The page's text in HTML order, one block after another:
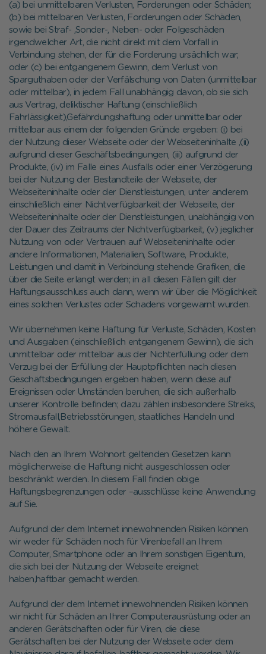
(a) bei unmittelbaren Verlusten, Forderungen oder Schäden;
(b) bei mittelbaren Verlusten, Forderungen oder Schäden,
sowie bei Straf- ,Sonder-, Neben- oder Folgeschäden
irgendwelcher Art, die nicht direkt mit dem Vorfall in
Verbindung stehen, der für die Forderung ursächlich war;
oder (c) bei entgangenem Gewinn, dem Verlust von
Sparguthaben oder der Verfälschung von Daten (unmittelbar
oder mittelbar), in jedem Fall unabhängig davon, ob sie sich
aus Vertrag, deliktischer Haftung (einschließlich
Fahrlässigkeit),Gefährdungshaftung oder unmittelbar oder
mittelbar aus einem der folgenden Gründe ergeben: (i) bei
der Nutzung dieser Webseite oder der Webseiteninhalte ,(ii)
aufgrund dieser Geschäftsbedingungen, (iii) aufgrund der
Produkte, (iv) im Falle eines Ausfalls oder einer Verzögerung
bei der Nutzung der Bestandteile der Webseite, der
Webseiteninhalte oder der Dienstleistungen, unter anderem
einschließlich einer Nichtverfügbarkeit der Webseite, der
Webseiteninhalte oder der Dienstleistungen, unabhängig von
der Dauer des Zeitraums der Nichtverfügbarkeit, (v) jeglicher
Nutzung von oder Vertrauen auf Webseiteninhalte oder
andere Informationen, Materialien, Software, Produkte,
Leistungen und damit in Verbindung stehende Grafiken, die
über die Seite erlangt werden; in all diesen Fällen gilt der
Haftungsausschluss auch dann, wenn wir über die Möglichkeit
eines solchen Verlustes oder Schadens vorgewarnt wurden.
Wir übernehmen keine Haftung für Verluste, Schäden, Kosten
und Ausgaben (einschließlich entgangenem Gewinn), die sich
unmittelbar oder mittelbar aus der Nichterfüllung oder dem
Verzug bei der Erfüllung der Hauptpflichten nach diesen
Geschäftsbedingungen ergeben haben, wenn diese auf
Ereignissen oder Umständen beruhen, die sich außerhalb
unserer Kontrolle befinden; dazu zählen insbesondere Streiks,
Stromausfall,Betriebsstörungen, staatliches Handeln und
höhere Gewalt.
Nach den an Ihrem Wohnort geltenden Gesetzen kann
möglicherweise die Haftung nicht ausgeschlossen oder
beschränkt werden. In diesem Fall finden obige
Haftungsbegrenzungen oder –ausschlüsse keine Anwendung
auf Sie.
Aufgrund der dem Internet innewohnenden Risiken können
wir weder für Schäden noch für Virenbefall an Ihrem
Computer, Smartphone oder an Ihrem sonstigen Eigentum,
die sich bei der Nutzung der Webseite ereignet
haben,haftbar gemacht werden.
Aufgrund der dem Internet innewohnenden Risiken können
wir nicht für Schäden an Ihrer Computerausrüstung oder an
anderen Gerätschaften oder für Viren, die diese
Gerätschaften bei der Nutzung der Webseite oder dem